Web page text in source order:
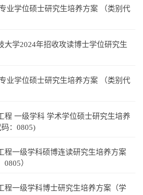
业学位硕士研究生培养方案 （类别代
大学2024年招收攻读博士学位研究生
业学位硕士研究生培养方案 （类别代
程 一级学科 学术学位硕士研究生培养
：0805)
程一级学科硕博连读研究生培养方案
0805）
程一级学科博士研究生培养方案（学